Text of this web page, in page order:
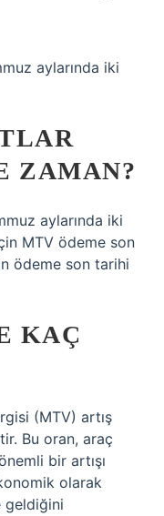
aylarında iki
ZAMAN?
aylarında iki
MTV ödeme son
ödeme son tarihi
KAÇ
(MTV) artış
Bu oran, araç
bir artışı
olarak
geldiğini